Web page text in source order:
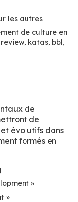
les autres
de culture en
katas, bbl,
de
de
évolutifs dans
formés en
»
»